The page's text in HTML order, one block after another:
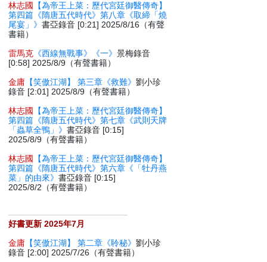
林志國
【為帝王上菜：歷代宮廷御醫傳奇】
第四篇《隋唐五代時代》第八章《取締「燒
尾宴」》書亞錄音 [0:21] 2025/8/16（有聲
書籍）
雷馬克 《西線無戰事》《一》景梅錄音
[0:58] 2025/8/9（有聲書籍）
金庸 【笑傲江湖】 第三章《救難》劉小珍
錄音 [2:01] 2025/8/9（有聲書籍）
林志國
【為帝王上菜：歷代宮廷御醫傳奇】
第四篇《隋唐五代時代》第七章《武則天牌
「蟲草全鴨」》書亞錄音 [0:15]
2025/8/9（有聲書籍）
林志國
【為帝王上菜：歷代宮廷御醫傳奇】
第四篇《隋唐五代時代》第六章《「牡丹燕
菜」的由來》書亞錄音 [0:15]
2025/8/2（有聲書籍）
好書更新 2025年7月
金庸 【笑傲江湖】 第二章《聆秘》劉小珍
錄音 [2:00] 2025/7/26（有聲書籍）